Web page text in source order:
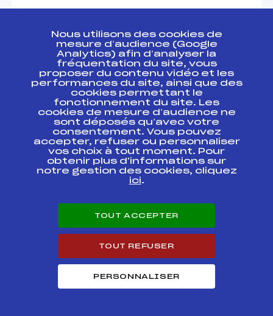
FAVIER JEAN 276
BURATTI THOMAS
MICHEL MATEO 267
VIGNON BASILE 297
LAFFORGUE OCTAVE 152
DELON GABIN 317
Nous utilisons des cookies de
mesure d’audience (Google
Analytics) afin d’analyser la
fréquentation du site, vous
proposer du contenu vidéo et les
performances du site, ainsi que des
cookies permettant le
fonctionnement du site. Les
cookies de mesure d’audience ne
sont déposés qu’avec votre
consentement. Vous pouvez
accepter, refuser ou personnaliser
vos choix à tout moment. Pour
obtenir plus d'informations sur
notre gestion des cookies, cliquez
ici.
TOUT ACCEPTER
TOUT REFUSER
PERSONNALISER